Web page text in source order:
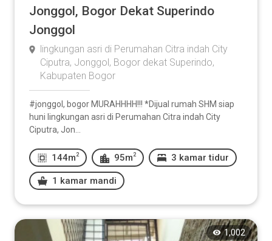
Jonggol, Bogor Dekat Superindo
Jonggol
lingkungan asri di Perumahan Citra indah City
Ciputra, Jonggol, Bogor dekat Superindo,
Kabupaten Bogor
#jonggol, bogor MURAHHHH!!! *Dijual rumah SHM siap
huni lingkungan asri di Perumahan Citra indah City
Ciputra, Jon...
144m 2 95m 2 3 kamar tidur
1 kamar mandi
1,002